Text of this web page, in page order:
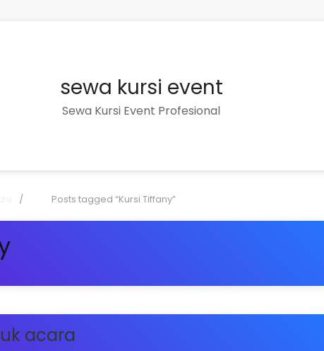
sewa kursi event
Sewa Kursi Event Profesional
Posts tagged “Kursi Tiffany”
acara